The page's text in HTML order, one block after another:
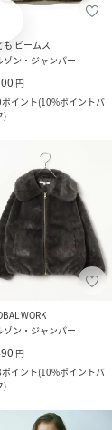
も ビームス
ゾン・ジャンパー
円
ポイント(10%ポイントバ
)
WORK
ゾン・ジャンパー
円
ポイント(10%ポイントバ
)